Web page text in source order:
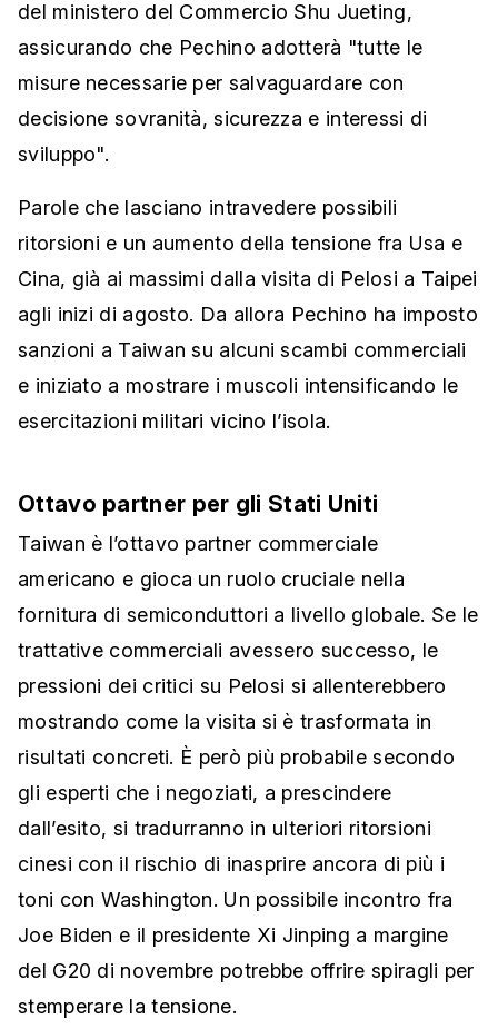
del ministero del Commercio Shu Jueting,
assicurando che Pechino adotterà "tutte le
misure necessarie per salvaguardare con
decisione sovranità, sicurezza e interessi di
sviluppo".
Parole che lasciano intravedere possibili
ritorsioni e un aumento della tensione fra Usa e
Cina, già ai massimi dalla visita di Pelosi a Taipei
agli inizi di agosto. Da allora Pechino ha imposto
sanzioni a Taiwan su alcuni scambi commerciali
e iniziato a mostrare i muscoli intensificando le
esercitazioni militari vicino l’isola.
Ottavo partner per gli Stati Uniti
Taiwan è l’ottavo partner commerciale
americano e gioca un ruolo cruciale nella
fornitura di semiconduttori a livello globale. Se le
trattative commerciali avessero successo, le
pressioni dei critici su Pelosi si allenterebbero
mostrando come la visita si è trasformata in
risultati concreti. È però più probabile secondo
gli esperti che i negoziati, a prescindere
dall’esito, si tradurranno in ulteriori ritorsioni
cinesi con il rischio di inasprire ancora di più i
toni con Washington. Un possibile incontro fra
Joe Biden e il presidente Xi Jinping a margine
del G20 di novembre potrebbe offrire spiragli per
stemperare la tensione.